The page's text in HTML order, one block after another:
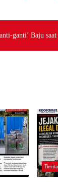
ganti’ Baju
Berita